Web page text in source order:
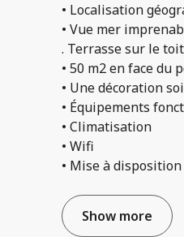
• Localisation
• Vue mer
. Terrasse sur le toit
• 50 m2 en face du
• Une décoration
• Équipements
• Climatisation
• Wifi
• Mise à
Show more